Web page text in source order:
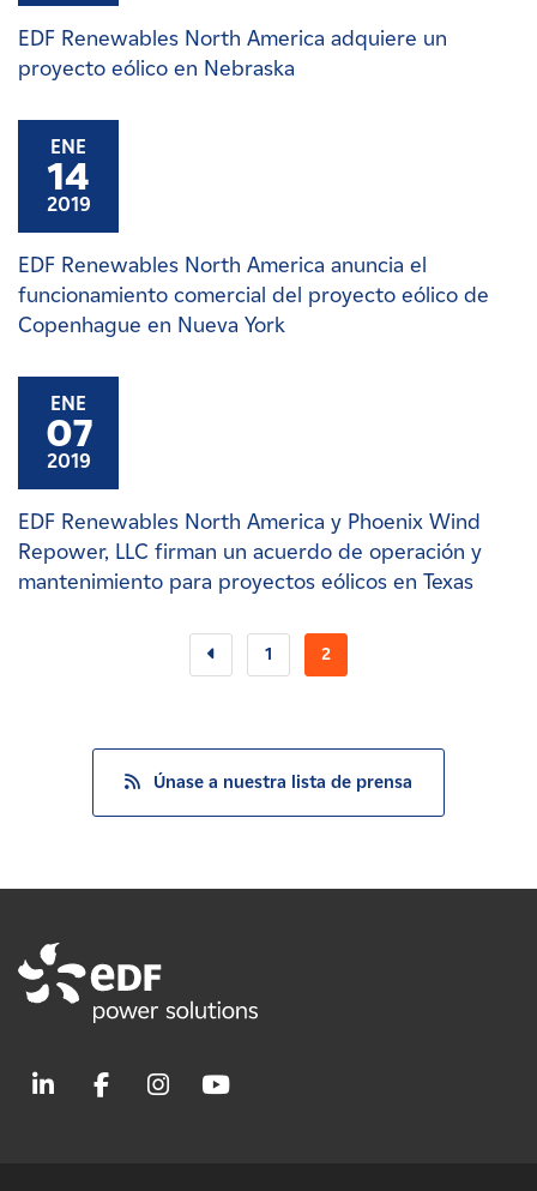
EDF Renewables North America adquiere un
proyecto eólico en Nebraska
ENE
14
2019
EDF Renewables North America anuncia el
funcionamiento comercial del proyecto eólico de
Copenhague en Nueva York
ENE
07
2019
EDF Renewables North America y Phoenix Wind
Repower, LLC firman un acuerdo de operación y
mantenimiento para proyectos eólicos en Texas
1 2
Únase a nuestra lista de prensa